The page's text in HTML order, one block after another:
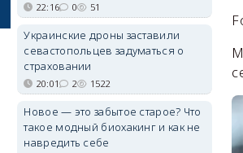
22:16 0 51
Украинские дроны заставили
севастопольцев задуматься о
страховании
20:01 2 1522
Новое — это забытое старое? Что
такое модный биохакинг и как не
навредить себе